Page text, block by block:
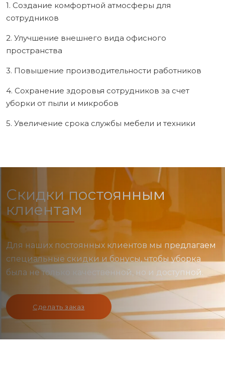
1. Создание комфортной атмосферы для
сотрудников
2. Улучшение внешнего вида офисного
пространства
3. Повышение производительности работников
4. Сохранение здоровья сотрудников за счет
уборки от пыли и микробов
5. Увеличение срока службы мебели и техники
Скидки постоянным
клиентам
Для наших постоянных клиентов мы предлагаем
специальные скидки и бонусы, чтобы уборка
была не только качественной, но и доступной.
Сделать заказ